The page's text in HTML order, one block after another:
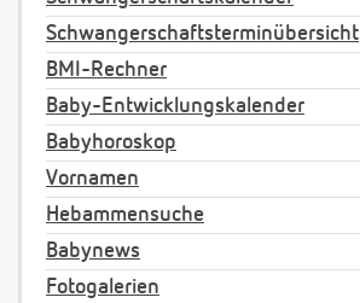
Schwangerschaftsterminübersicht
BMI-Rechner
Baby-Entwicklungskalender
Babyhoroskop
Vornamen
Hebammensuche
Babynews
Fotogalerien